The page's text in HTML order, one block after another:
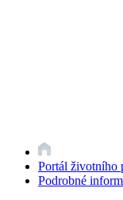
Portál životního
Podrobné